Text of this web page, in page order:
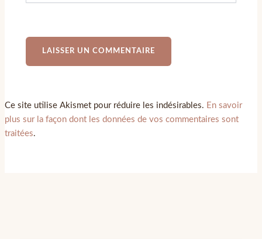
Ce site utilise Akismet pour réduire les indésirables. En savoir
plus sur la façon dont les données de vos commentaires sont
traitées.